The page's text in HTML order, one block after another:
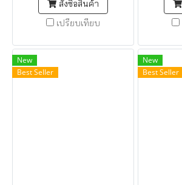
สั่งซื้อสินค้า
เปรียบเทียบ
New
Best Seller
New
Best Seller